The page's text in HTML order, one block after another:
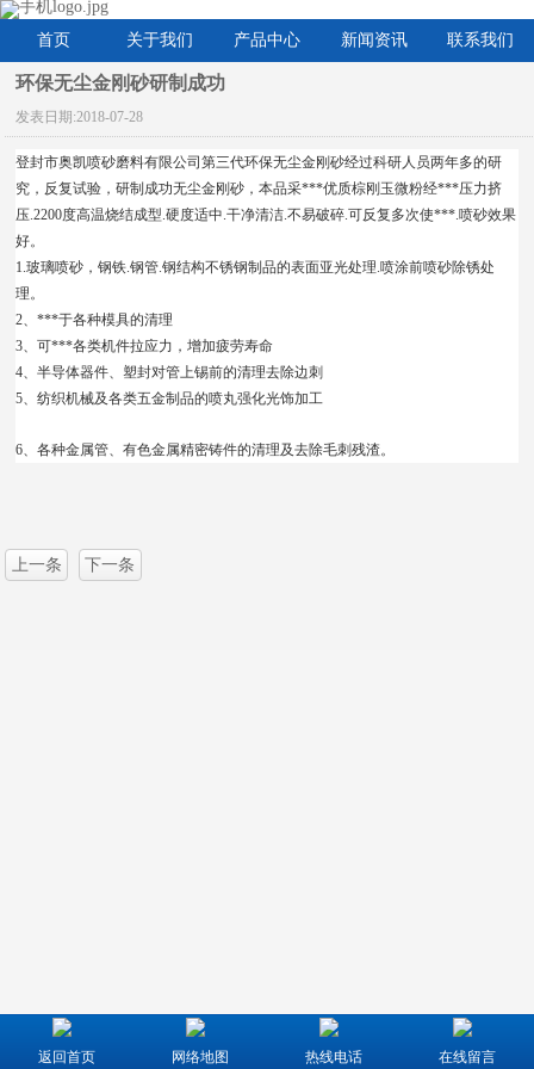
首页 关于我们 产品中心 新闻资讯 联系我们
环保无尘金刚砂研制成功
发表日期:2018-07-28
登封市奥凯喷砂磨料有限公司第三代环保无尘金刚砂经过科研人员两年多的研
究，反复试验，研制成功无尘金刚砂，本品采***优质棕刚玉微粉经***压力挤
压.2200度高温烧结成型.硬度适中.干净清洁.不易破碎.可反复多次使***.喷砂效果
好。
1.玻璃喷砂，钢铁.钢管.钢结构不锈钢制品的表面亚光处理.喷涂前喷砂除锈处
理。
2、***于各种模具的清理
3、可***各类机件拉应力，增加疲劳寿命
4、半导体器件、塑封对管上锡前的清理去除边刺
5、纺织机械及各类五金制品的喷丸强化光饰加工
6、各种金属管、有色金属精密铸件的清理及去除毛刺残渣。
上一条 下一条
返回首页 网络地图 热线电话 在线留言